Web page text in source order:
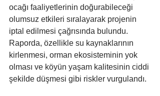
ocağı faaliyetlerinin doğurabileceği
olumsuz etkileri sıralayarak projenin
iptal edilmesi çağrısında bulundu.
Raporda, özellikle su kaynaklarının
kirlenmesi, orman ekosisteminin yok
olması ve köyün yaşam kalitesinin ciddi
şekilde düşmesi gibi riskler vurgulandı.